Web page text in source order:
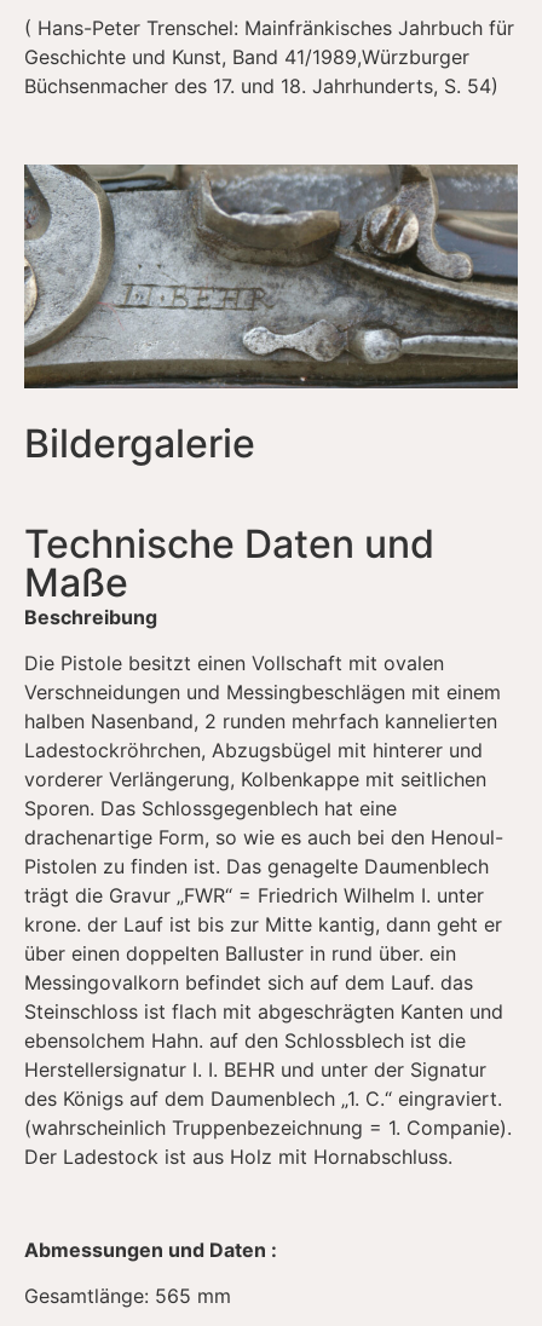
( Hans-Peter Trenschel: Mainfränkisches Jahrbuch für
Geschichte und Kunst, Band 41/1989,Würzburger
Büchsenmacher des 17. und 18. Jahrhunderts, S. 54)
Bildergalerie
Technische Daten und
Maße
Beschreibung
Die Pistole besitzt einen Vollschaft mit ovalen
Verschneidungen und Messingbeschlägen mit einem
halben Nasenband, 2 runden mehrfach kannelierten
Ladestockröhrchen, Abzugsbügel mit hinterer und
vorderer Verlängerung, Kolbenkappe mit seitlichen
Sporen. Das Schlossgegenblech hat eine
drachenartige Form, so wie es auch bei den Henoul-
Pistolen zu finden ist. Das genagelte Daumenblech
trägt die Gravur „FWR“ = Friedrich Wilhelm I. unter
krone. der Lauf ist bis zur Mitte kantig, dann geht er
über einen doppelten Balluster in rund über. ein
Messingovalkorn befindet sich auf dem Lauf. das
Steinschloss ist flach mit abgeschrägten Kanten und
ebensolchem Hahn. auf den Schlossblech ist die
Herstellersignatur I. I. BEHR und unter der Signatur
des Königs auf dem Daumenblech „1. C.“ eingraviert.
(wahrscheinlich Truppenbezeichnung = 1. Companie).
Der Ladestock ist aus Holz mit Hornabschluss.
Abmessungen und Daten :
Gesamtlänge: 565 mm